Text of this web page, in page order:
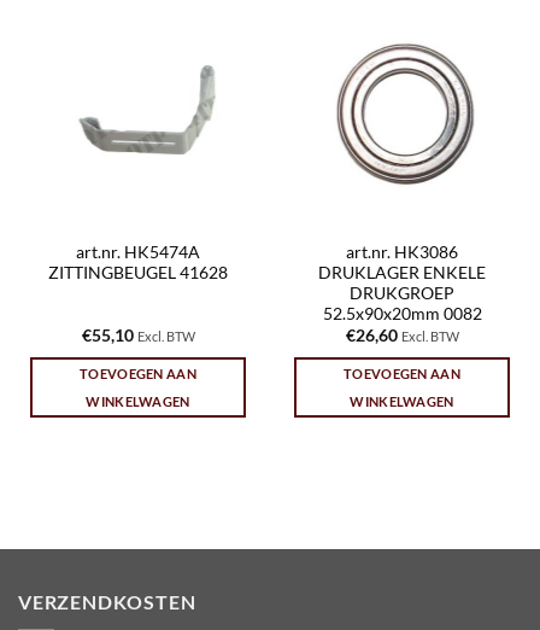
art.nr. HK5474A
ZITTINGBEUGEL 41628
€55,10 Excl. BTW
TOEVOEGEN AAN
WINKELWAGEN
art.nr. HK3086
DRUKLAGER ENKELE
DRUKGROEP
52.5x90x20mm 0082
€26,60 Excl. BTW
TOEVOEGEN AAN
WINKELWAGEN
VERZENDKOSTEN